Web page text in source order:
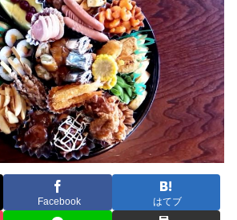
Facebook はてブ